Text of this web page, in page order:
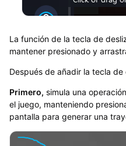
La función de la tecla de
mantener presionado y
Después de añadir la tecla de
Primero, simula una
el juego, manteniendo
pantalla para generar una